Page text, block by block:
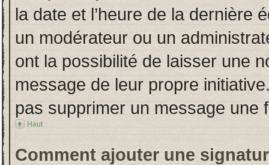
la date et l’heure de la dernière
un modérateur ou un
ont la possibilité de laisser une
message de leur propre
pas supprimer un message une
Haut
Comment ajouter une